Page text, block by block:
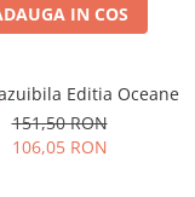
IN COS
Editia Oceane
151,50 RON
106,05 RON